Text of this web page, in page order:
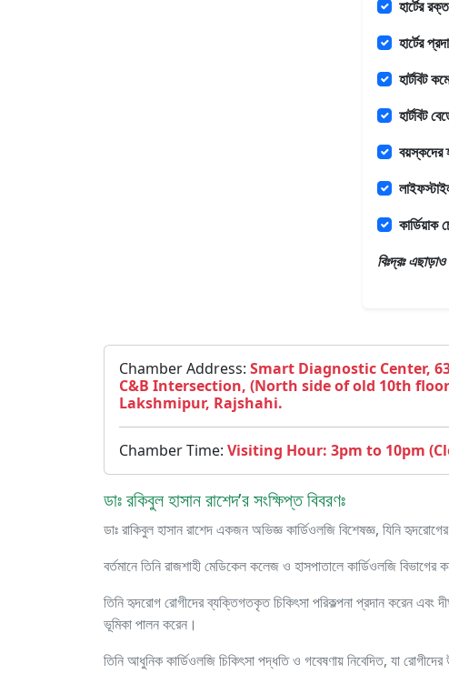
হার্টের
হার্টের
হার্টবিট
হার্টবিট
বয়স্কদের
বিঃদ্রঃ এছাড়াও
Chamber Address: Smart Diagnostic Center,
C&B Intersection, (North side of old 10th
Lakshmipur, Rajshahi.
Chamber Time: Visiting Hour: 3pm to 10pm
ডাঃ রকিবুল হাসান রাশেদ’র সংক্ষিপ্ত বিবরণঃ
ডাঃ রাকিবুল হাসান রাশেদ একজন অভিজ্ঞ কার্ডিওলজি বিশেষজ্ঞ, যিনি
বর্তমানে তিনি রাজশাহী মেডিকেল কলেজ ও হাসপাতালে কার্ডিওলজি
তিনি হৃদরোগ রোগীদের ব্যক্তিগতকৃত চিকিৎসা পরিকল্পনা প্রদান করেন এবং
ভূমিকা পালন করেন।
তিনি আধুনিক কার্ডিওলজি চিকিৎসা পদ্ধতি ও গবেষণায় নিবেদিত, যা